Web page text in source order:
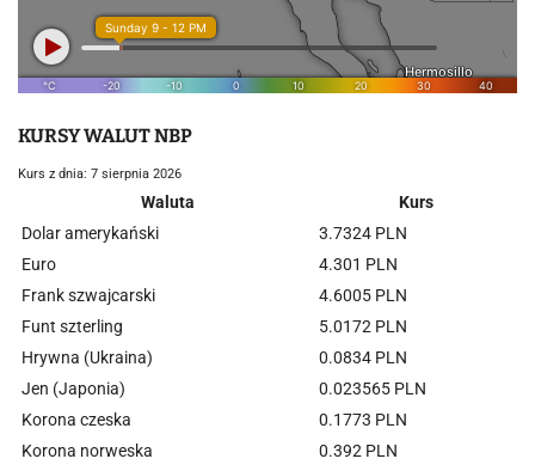
KURSY WALUT NBP
Kurs z dnia: 7 sierpnia 2026
Waluta
Kurs
Dolar amerykański
3.7324 PLN
Euro
4.301 PLN
Frank szwajcarski
4.6005 PLN
Funt szterling
5.0172 PLN
Hrywna (Ukraina)
0.0834 PLN
Jen (Japonia)
0.023565 PLN
Korona czeska
0.1773 PLN
Korona norweska
0.392 PLN